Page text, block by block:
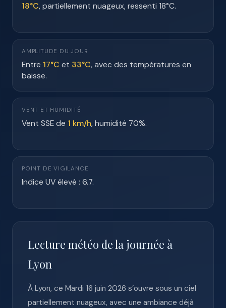
18°C, partiellement nuageux, ressenti 18°C.
AMPLITUDE DU JOUR
Entre 17°C et 33°C, avec des températures en
baisse.
VENT ET HUMIDITÉ
Vent SSE de 1 km/h, humidité 70%.
POINT DE VIGILANCE
Indice UV élevé : 6.7.
Lecture météo de la journée à
Lyon
À Lyon, ce Mardi 16 juin 2026 s’ouvre sous un ciel
partiellement nuageux, avec une ambiance déjà